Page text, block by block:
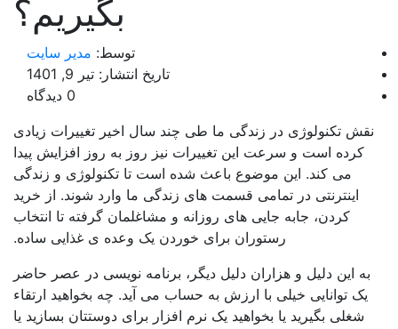
بگیریم؟
توسط:مدیر سایت
تاریخ انتشار: تیر 9, 1401
تکنولوژی در زندگی ما طی چند سال اخیر تغییرات زیادی
است و سرعت این تغییرات نیز روز به روز افزایش پیدا
می کند. این موضوع باعث شده است تا تکنولوژی و زندگی
در تمامی قسمت های زندگی ما وارد شوند. از خرید
کردن، جابه جایی های روزانه و مشاغلمان گرفته تا انتخاب
رستوران برای خوردن یک وعده ی غذایی ساده.
این دلیل و هزاران دلیل دیگر، برنامه نویسی در عصر حاضر
توانایی خیلی با ارزش به حساب می آید. چه بخواهید ارتقاء
بگیرید یا بخواهید یک نرم افزار برای دوستتان بسازید یا